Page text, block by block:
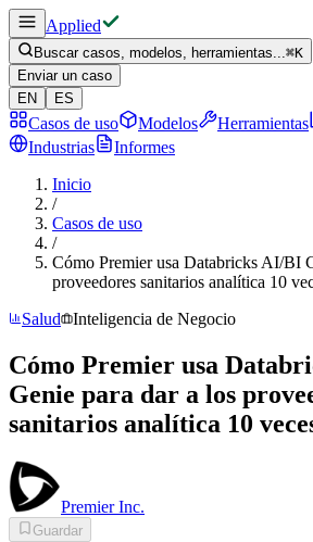
Applied
Buscar casos, modelos, herramientas...⌘K
Enviar un caso
EN
ES
Casos de uso Modelos Herramientas
Industrias
Informes
Inicio
/
Casos de uso
/
Cómo Premier usa Databricks AI/BI
proveedores sanitarios analítica 10
Salud
Inteligencia de Negocio
Cómo Premier usa
Genie para dar a los
sanitarios analítica 10
Premier Inc.
Guardar